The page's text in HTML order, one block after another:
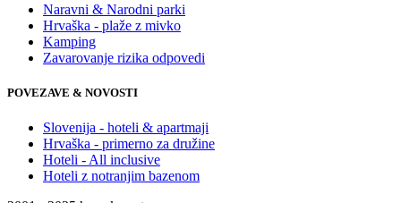
Naravni & Narodni parki
Hrvaška - plaže z mivko
Kamping
Zavarovanje rizika odpovedi
POVEZAVE & NOVOSTI
Slovenija - hoteli & apartmaji
Hrvaška - primerno za družine
Hoteli - All inclusive
Hoteli z notranjim bazenom